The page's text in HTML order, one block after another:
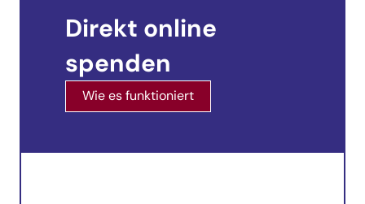
Direkt online
spenden
Wie es funktioniert